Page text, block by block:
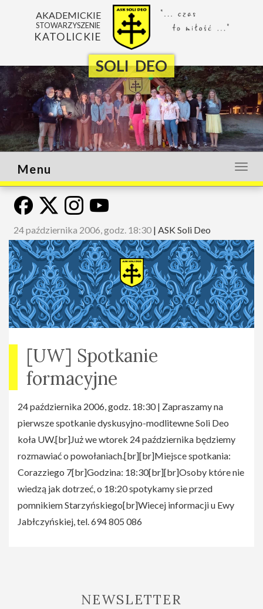
SOLI DEO
AKADEMICKIE
STOWARZYSZENIE
KATOLICKIE
lub
Menu
24 października 2006, godz. 18:30 | ASK Soli Deo
[UW] Spotkanie
formacyjne
24 października 2006, godz. 18:30 | Zapraszamy na
pierwsze spotkanie dyskusyjno-modlitewne Soli Deo
koła UW.[br]Już we wtorek 24 października będziemy
rozmawiać o powołaniach.[br][br]Miejsce spotkania:
Corazziego 7[br]Godzina: 18:30[br][br]Osoby które nie
wiedzą jak dotrzeć, o 18:20 spotykamy sie przed
pomnikiem Starzyńskiego[br]Wiecej informacji u Ewy
Jabłczyńskiej, tel. 694 805 086
NEWSLETTER